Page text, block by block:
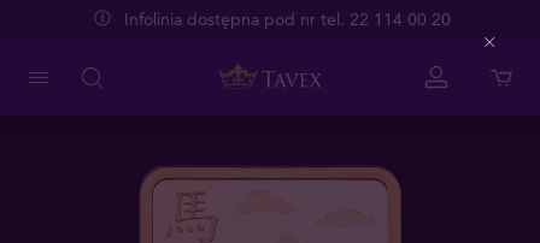
Infolinia dostępna pod nr tel. 22 114 00 20
Close